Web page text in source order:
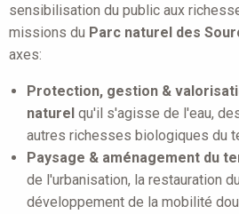
sensibilisation du public aux
missions du Parc naturel des
axes:
Protection, gestion &
naturel qu'il s'agisse de l'eau,
autres richesses biologiques du
Paysage & aménagement du
de l'urbanisation, la restauration
développement de la mobilité